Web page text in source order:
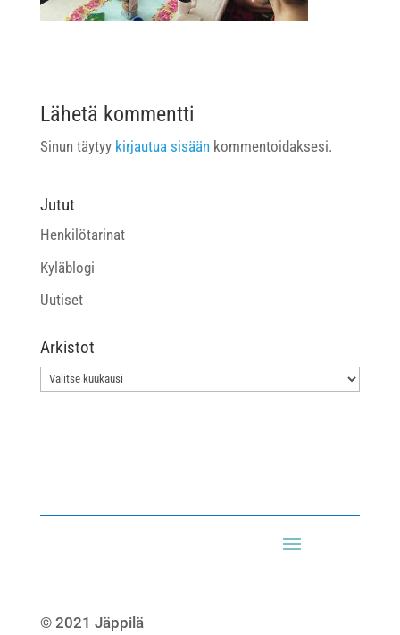
Lähetä kommentti
Sinun täytyy kirjautua sisäänkommentoidaksesi.
Jutut
Henkilötarinat
Kyläblogi
Uutiset
Arkistot
Arkistot
© 2021 Jäppilä